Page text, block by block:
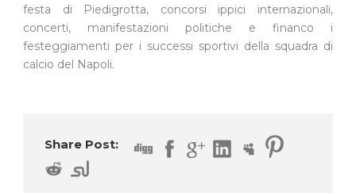
festa di Piedigrotta, concorsi ippici internazionali,
concerti, manifestazioni politiche e financo i
festeggiamenti per i successi sportivi della squadra di
calcio del Napoli.
Share Post: